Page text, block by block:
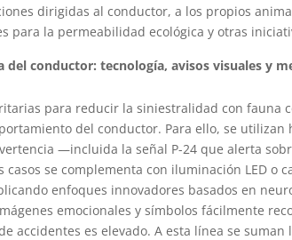
dirigidas al conductor, a los propios
para la permeabilidad ecológica y otras
del conductor: tecnología, avisos visuales y
para reducir la siniestralidad con fauna
del conductor. Para ello, se utilizan
—incluida la señal P-24 que alerta
se complementa con iluminación LED o
enfoques innovadores basados en
emocionales y símbolos fácilmente
accidentes es elevado. A esta línea se